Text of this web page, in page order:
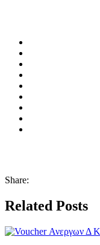
Share:
Related Posts